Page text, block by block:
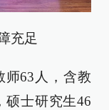
充足
师63人，含教
硕士研究生46